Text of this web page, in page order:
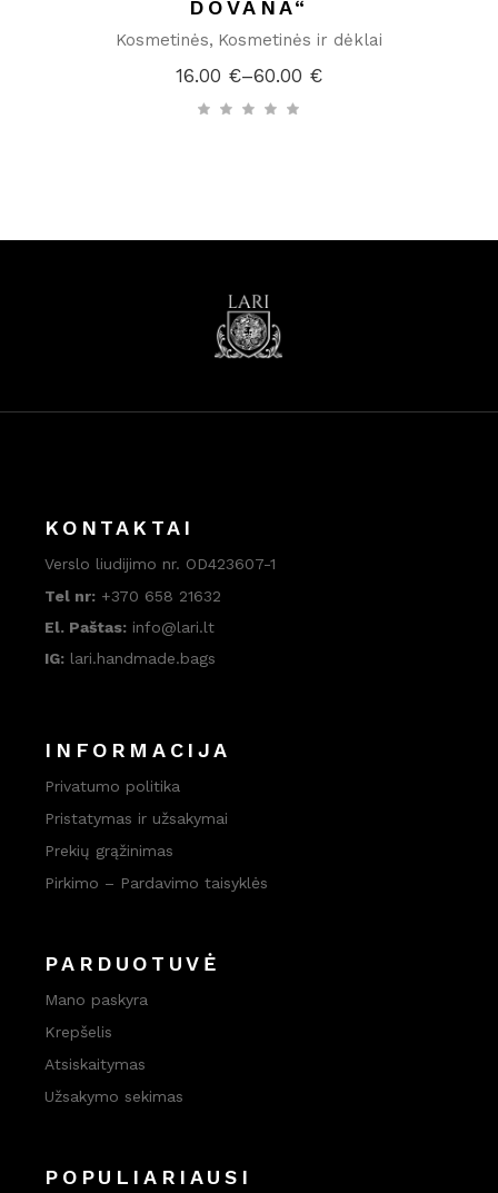
DOVANA“
Kosmetinės Kosmetinės ir dėklai
16.00 €–60.00 €
Price
range:
16.00 €
KONTAKTAI
Verslo liudijimo nr. OD423607-1
Tel nr: +370 658 21632
El. Paštas: info@lari.lt
IG: lari.handmade.bags
INFORMACIJA
Privatumo politika
Pristatymas ir užsakymai
Prekių grąžinimas
Pirkimo – Pardavimo taisyklės
PARDUOTUVĖ
Mano paskyra
Krepšelis
Atsiskaitymas
Užsakymo sekimas
POPULIARIAUSI